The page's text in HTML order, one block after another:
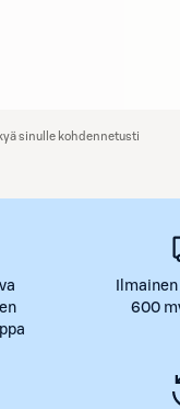
sinulle kohdennetusti
600